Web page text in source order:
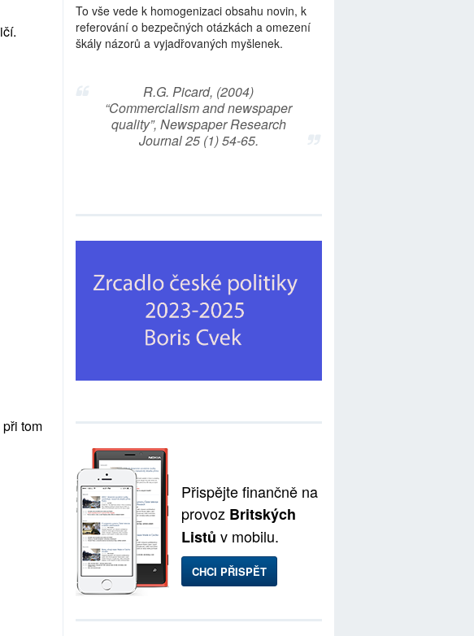
tom
To vše vede k homogenizaci obsahu novin, k
referování o bezpečných otázkách a omezení
škály názorů a vyjadřovaných myšlenek.
R.G. Picard, (2004)
“Commercialism and newspaper
quality”, Newspaper Research
Journal 25 (1) 54-65.
Přispějte finančně na
provoz Britských
Listů v mobilu.
CHCI PŘISPĚT